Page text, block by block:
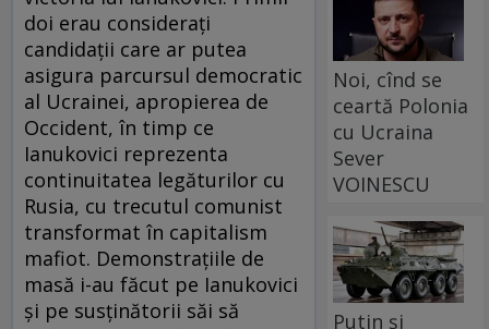
doi erau consideraţi
candidaţii care ar putea
asigura parcursul democratic
al Ucrainei, apropierea de
Occident, în timp ce
Ianukovici reprezenta
continuitatea legăturilor cu
Rusia, cu trecutul comunist
transformat în capitalism
mafiot. Demonstraţiile de
masă i-au făcut pe Ianukovici
şi pe susţinătorii săi să
Noi, cînd se
ceartă Polonia
cu Ucraina
Sever
VOINESCU
Putin și